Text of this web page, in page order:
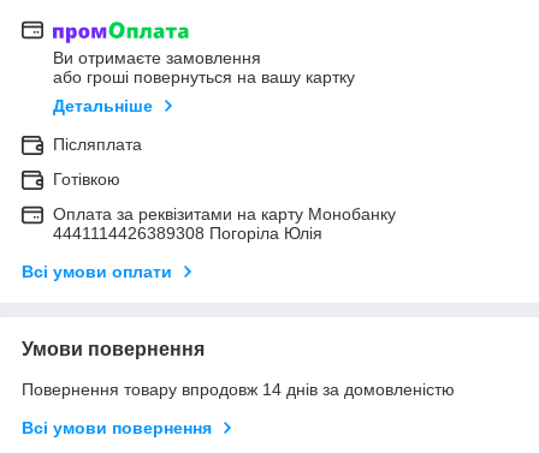
Ви отримаєте замовлення
або гроші повернуться на вашу картку
Детальніше
Післяплата
Готівкою
Оплата за реквізитами на карту Монобанку
4441114426389308 Погоріла Юлія
Всі умови оплати
Умови повернення
Повернення товару впродовж 14 днів за домовленістю
Всі умови повернення